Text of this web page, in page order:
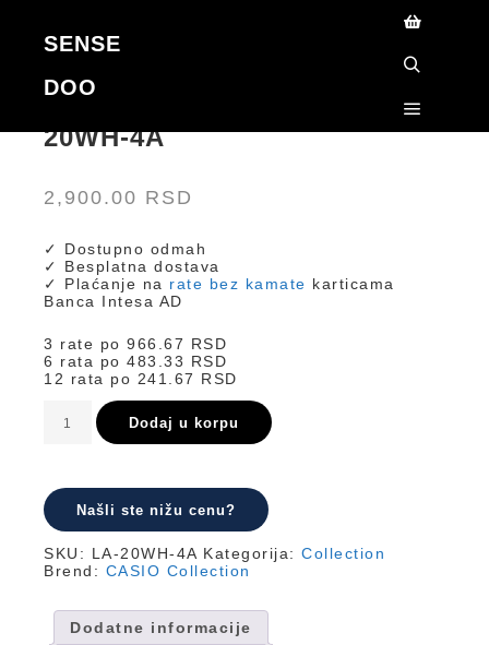
SENSE
DOO
Main
20WH-4A
2,900.00 RSD
✓ Dostupno odmah
✓ Besplatna dostava
✓ Plaćanje na rate bez kamate karticama
Banca Intesa AD
3 rate po 966.67 RSD
6 rata po 483.33 RSD
12 rata po 241.67 RSD
20WH-
Dodaj u korpu
Našli ste nižu cenu?
SKU: LA-20WH-4A Kategorija: Collection
Brend: CASIO Collection
Dodatne informacije